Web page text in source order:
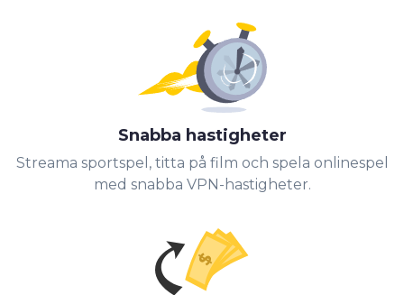
Snabba hastigheter
Streama sportspel, titta på film och spela onlinespel
med snabba VPN-hastigheter.